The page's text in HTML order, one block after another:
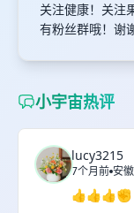
关注健康！关注
有粉丝群哦！谢
小宇宙热评
lucy3215
7个月前 安徽
👍👍👍✊